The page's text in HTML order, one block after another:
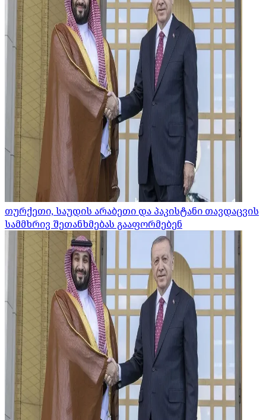
თურქეთი, საუდის არაბეთი და პაკისტანი თავდაცვის
სამმხრივ შეთანხმებას გააფორმებენ